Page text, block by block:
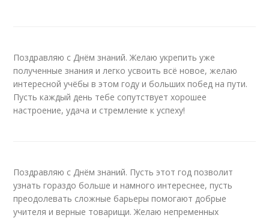
Поздравляю с Днём знаний. Желаю укрепить уже
полученные знания и легко усвоить всё новое, желаю
интересной учёбы в этом году и больших побед на пути.
Пусть каждый день тебе сопутствует хорошее
настроение, удача и стремление к успеху!
Поздравляю с Днём знаний. Пусть этот год позволит
узнать гораздо больше и намного интереснее, пусть
преодолевать сложные барьеры помогают добрые
учителя и верные товарищи. Желаю непременных